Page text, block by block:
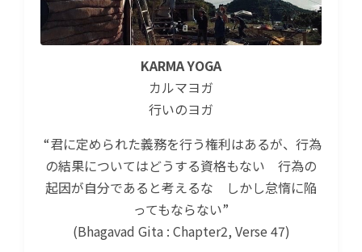
KARMA YOGA
カルマヨガ
行いのヨガ
“君に定められた義務を行う権利はあるが、行為
の結果についてはどうする資格もない 行為の
起因が自分であると考えるな しかし怠惰に陥
ってもならない”
(Bhagavad Gita : Chapter2, Verse 47)